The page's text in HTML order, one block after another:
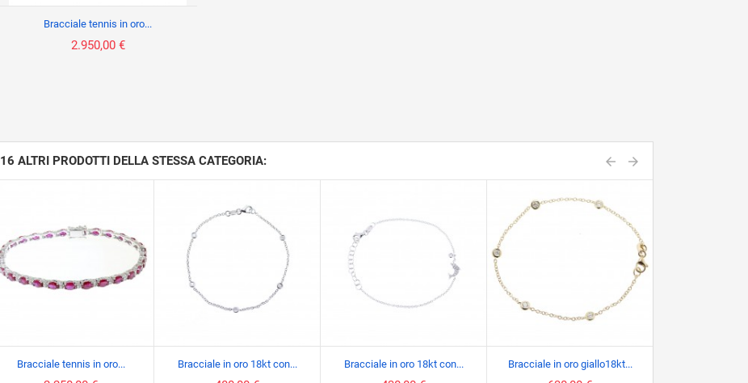
Bracciale tennis in oro...
2.950,00 €
16 ALTRI PRODOTTI DELLA STESSA CATEGORIA:
Bracciale tennis in oro... Bracciale in oro 18kt con... Bracciale in oro 18kt con... Bracciale in oro giallo18kt...